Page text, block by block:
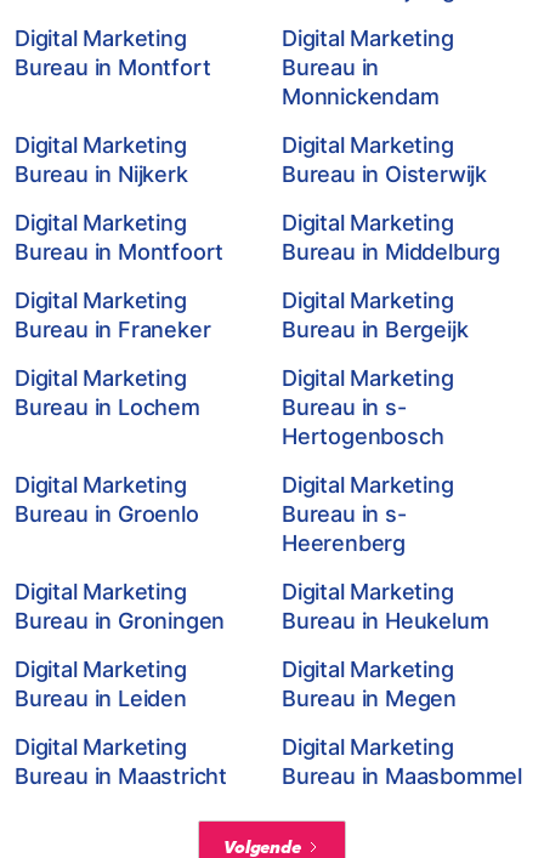
Digital Marketing
Bureau in Montfort
Digital Marketing
Bureau in
Monnickendam
Digital Marketing
Bureau in Nijkerk
Digital Marketing
Bureau in Oisterwijk
Digital Marketing
Bureau in Montfoort
Digital Marketing
Bureau in Middelburg
Digital Marketing
Bureau in Franeker
Digital Marketing
Bureau in Bergeijk
Digital Marketing
Bureau in Lochem
Digital Marketing
Bureau in s-
Hertogenbosch
Digital Marketing
Bureau in Groenlo
Digital Marketing
Bureau in s-
Heerenberg
Digital Marketing
Bureau in Groningen
Digital Marketing
Bureau in Heukelum
Digital Marketing
Bureau in Leiden
Digital Marketing
Bureau in Megen
Digital Marketing
Bureau in Maastricht
Digital Marketing
Bureau in Maasbommel
Volgende